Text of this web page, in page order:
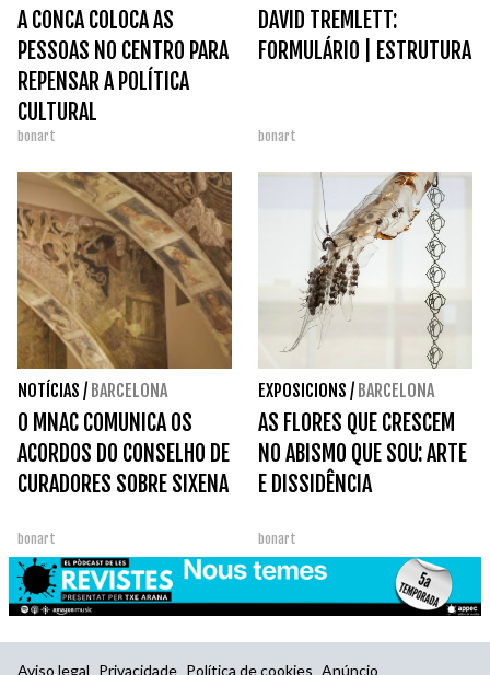
A CONCA COLOCA AS
PESSOAS NO CENTRO PARA
REPENSAR A POLÍTICA
CULTURAL
bonart
DAVID TREMLETT:
FORMULÁRIO | ESTRUTURA
bonart
NOTÍCIAS / BARCELONA
O MNAC COMUNICA OS
ACORDOS DO CONSELHO DE
CURADORES SOBRE SIXENA
bonart
EXPOSICIONS / BARCELONA
AS FLORES QUE CRESCEM
NO ABISMO QUE SOU: ARTE
E DISSIDÊNCIA
bonart
Aviso legal Privacidade Política de cookies Anúncio